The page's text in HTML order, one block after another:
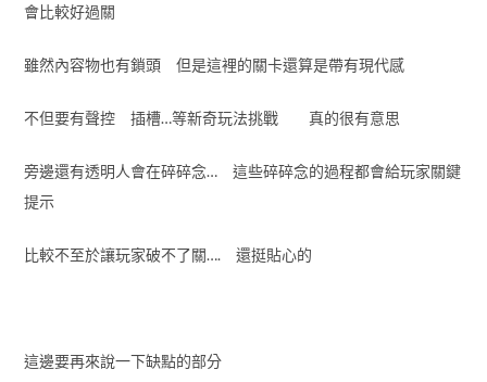
會比較好過關
雖然內容物也有鎖頭 但是這裡的關卡還算是帶有現代感
不但要有聲控 插槽…等新奇玩法挑戰 真的很有意思
旁邊還有透明人會在碎碎念… 這些碎碎念的過程都會給玩家關鍵
提示
比較不至於讓玩家破不了關…. 還挺貼心的
這邊要再來說一下缺點的部分